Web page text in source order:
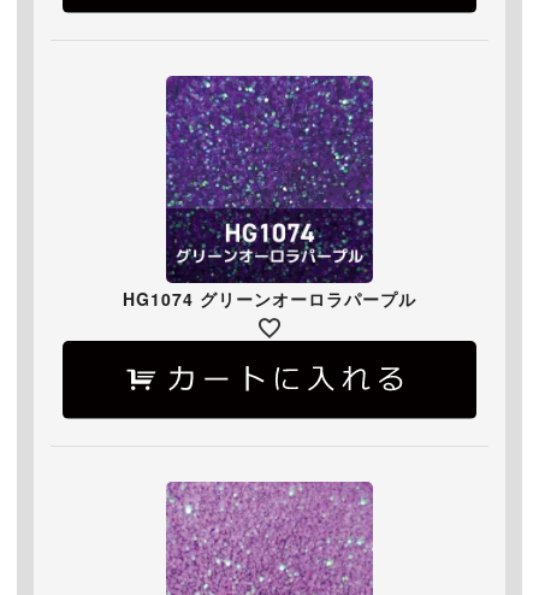
HG1074 グリーンオーロラパープル